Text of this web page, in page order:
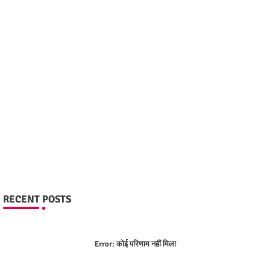
RECENT POSTS
Error:कोई परिणाम नहीं मिला